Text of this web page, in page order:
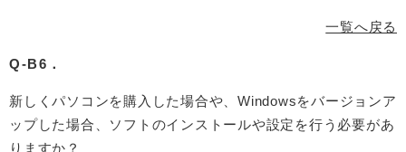
一覧へ戻る
Q-B6．
新しくパソコンを購入した場合や、Windowsをバージョンア
ップした場合、ソフトのインストールや設定を行う必要があ
りますか？